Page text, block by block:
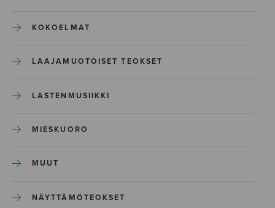
KOKOELMAT
LAAJAMUOTOISET TEOKSET
LASTENMUSIIKKI
MIESKUORO
MUUT
NÄYTTÄMÖTEOKSET